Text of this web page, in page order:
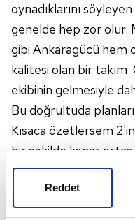
Reddet
oynadıklarını
genelde hep zor
gibi Ankaragücü hem
kalitesi olan bir
ekibinin gelmesiyle
Bu doğrultuda
Kısaca özetlersem
bir şekilde kenar
başladığımız maç
kaliteli bir Ankara
etmek bizim adımıza